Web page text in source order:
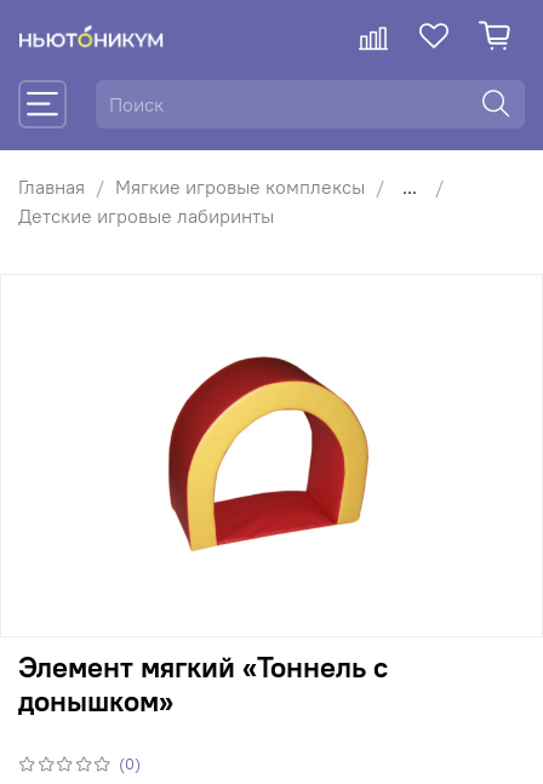
Главная Мягкие игровые комплексы
...
Детские игровые лабиринты
(0)
Элемент мягкий «Тоннель с
донышком»